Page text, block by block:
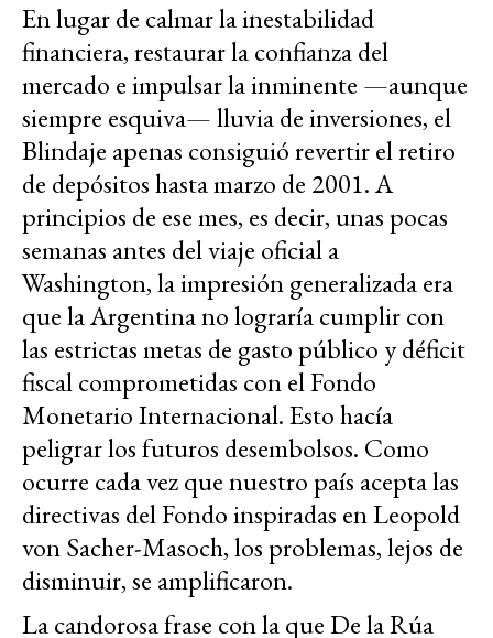
En lugar de calmar la inestabilidad
financiera, restaurar la confianza del
mercado e impulsar la inminente —aunque
siempre esquiva— lluvia de inversiones, el
Blindaje apenas consiguió revertir el retiro
de depósitos hasta marzo de 2001. A
principios de ese mes, es decir, unas pocas
semanas antes del viaje oficial a
Washington, la impresión generalizada era
que la Argentina no lograría cumplir con
las estrictas metas de gasto público y déficit
fiscal comprometidas con el Fondo
Monetario Internacional. Esto hacía
peligrar los futuros desembolsos. Como
ocurre cada vez que nuestro país acepta las
directivas del Fondo inspiradas en Leopold
von Sacher-Masoch, los problemas, lejos de
disminuir, se amplificaron.
La candorosa frase con la que De la Rúa